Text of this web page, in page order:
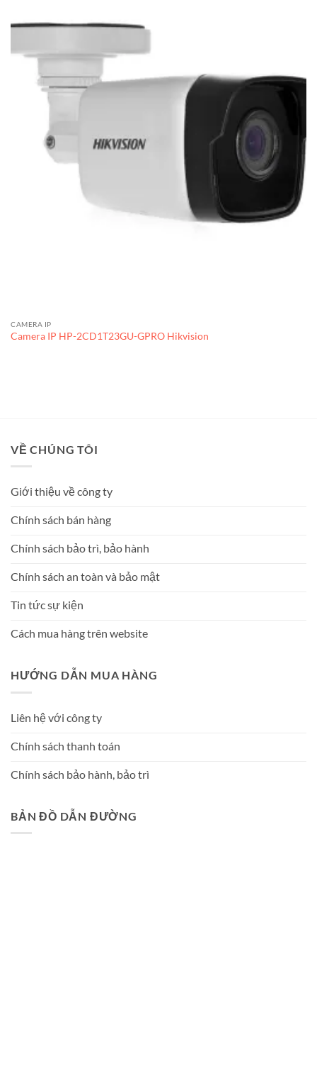
CAMERA IP
Camera IP HP-2CD1T23GU-GPRO Hikvision
VỀ CHÚNG TÔI
Giới thiệu về công ty
Chính sách bán hàng
Chính sách bảo trì, bảo hành
Chính sách an toàn và bảo mật
Tin tức sự kiện
Cách mua hàng trên website
HƯỚNG DẪN MUA HÀNG
Liên hệ với công ty
Chính sách thanh toán
Chính sách bảo hành, bảo trì
BẢN ĐỒ DẪN ĐƯỜNG